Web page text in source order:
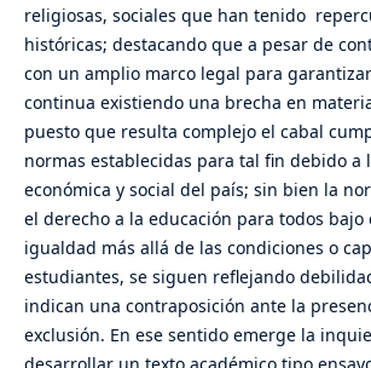
religiosas, sociales que han tenido
históricas; destacando que a pesar de
con un amplio marco legal para
continua existiendo una brecha en
puesto que resulta complejo el cabal
normas establecidas para tal fin debido a
económica y social del país; sin bien la
el derecho a la educación para todos bajo
igualdad más allá de las condiciones o
estudiantes, se siguen reflejando
indican una contraposición ante la
exclusión. En ese sentido emerge la